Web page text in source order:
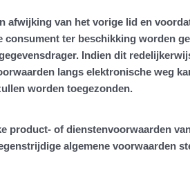
van het vorige lid en
ter beschikking worden
Indien dit
langs elektronische weg
worden toegezonden.
product- of dienstenvoorwaarden
algemene voorwaarden